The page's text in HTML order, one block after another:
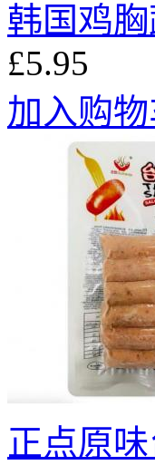
韩国鸡
£5.95
加入购
正点原